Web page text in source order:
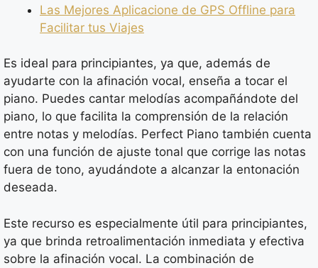
Las Mejores Aplicacione de GPS Offline para
Facilitar tus Viajes
Es ideal para principiantes, ya que, además de
ayudarte con la afinación vocal, enseña a tocar el
piano. Puedes cantar melodías acompañándote del
piano, lo que facilita la comprensión de la relación
entre notas y melodías. Perfect Piano también cuenta
con una función de ajuste tonal que corrige las notas
fuera de tono, ayudándote a alcanzar la entonación
deseada.
Este recurso es especialmente útil para principiantes,
ya que brinda retroalimentación inmediata y efectiva
sobre la afinación vocal. La combinación de